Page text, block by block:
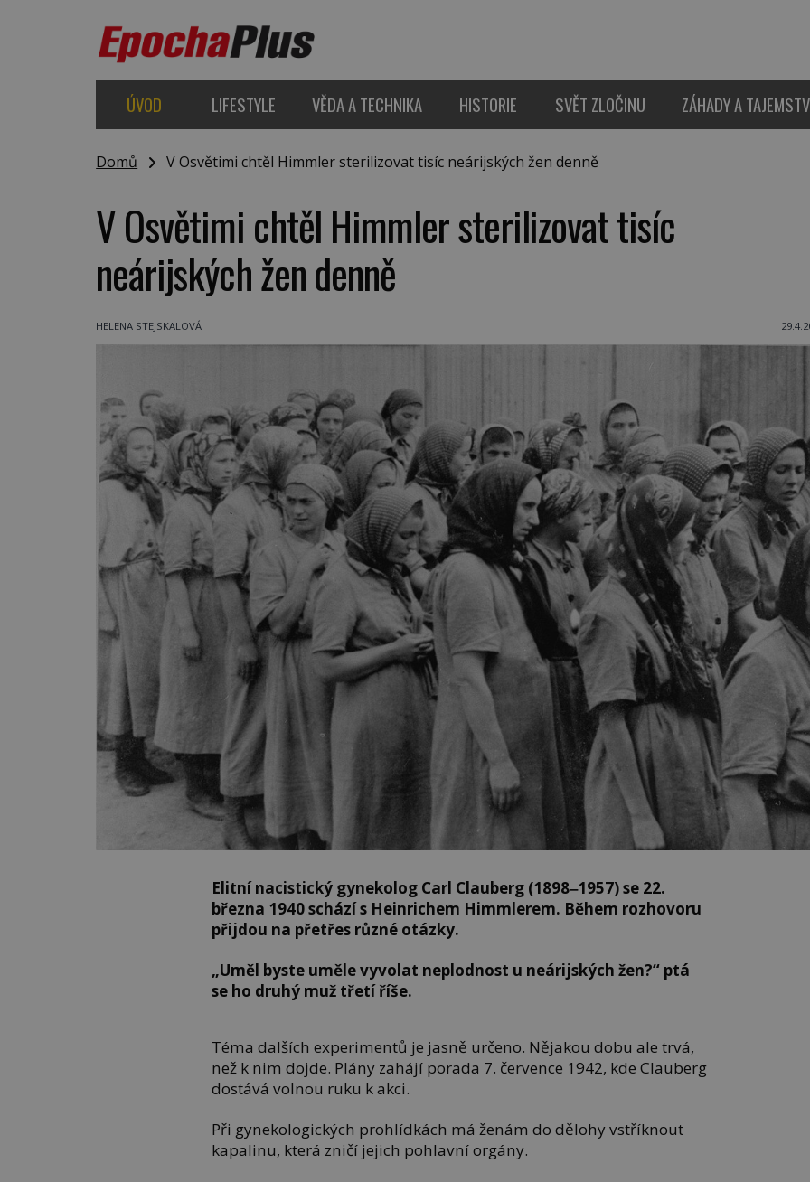
ÚVOD LIFESTYLE VĚDA A TECHNIKA HISTORIE SVĚT ZLOČINU ZÁHADY A
Domů V Osvětimi chtěl Himmler sterilizovat tisíc neárijských žen denně
V Osvětimi chtěl Himmler sterilizovat tisíc
neárijských žen denně
HELENA STEJSKALOVÁ
Elitní nacistický gynekolog Carl Clauberg (1898‒1957) se 22.
března 1940 schází s Heinrichem Himmlerem. Během rozhovoru
přijdou na přetřes různé otázky.
„Uměl byste uměle vyvolat neplodnost u neárijských žen?“ ptá
se ho druhý muž třetí říše.
Téma dalších experimentů je jasně určeno. Nějakou dobu ale trvá,
než k nim dojde. Plány zahájí porada 7. července 1942, kde Clauberg
dostává volnou ruku k akci.
Při gynekologických prohlídkách má ženám do dělohy vstříknout
kapalinu, která zničí jejich pohlavní orgány.